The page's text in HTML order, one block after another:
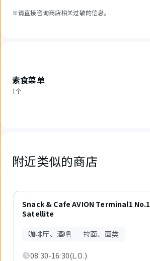
※请直接咨询商店相关过敏的信息。
素食菜单
1个
附近类似的商店
Snack & Cafe AVION Terminal1 No.1
Satellite
咖啡厅、酒吧
拉面、面类
08:30-16:30(L.O.)